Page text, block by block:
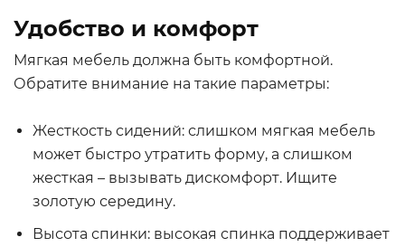
Удобство и комфорт
Мягкая мебель должна быть комфортной.
Обратите внимание на такие параметры:
Жесткость сидений: слишком мягкая мебель
может быстро утратить форму, а слишком
жесткая – вызывать дискомфорт. Ищите
золотую середину.
Высота спинки: высокая спинка поддерживает